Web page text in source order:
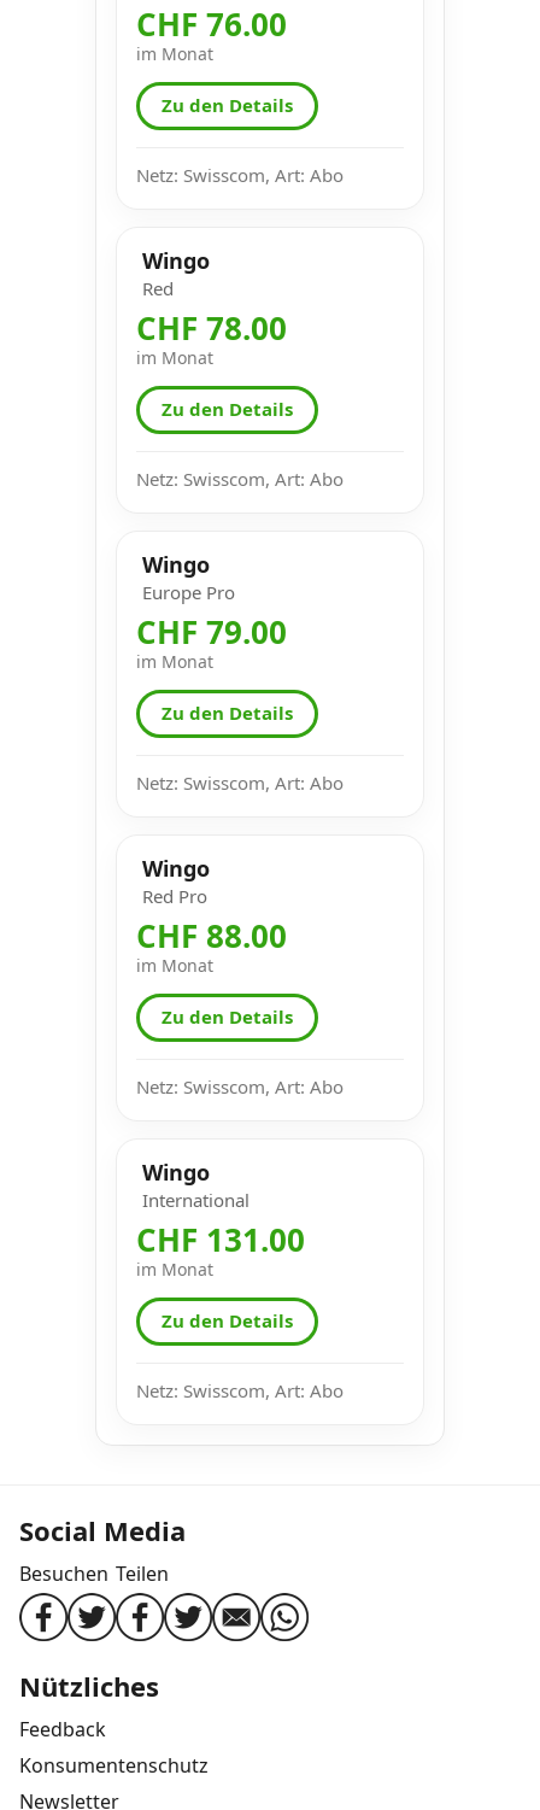
CHF 76.00
im Monat
Zu den Details
Netz: Swisscom, Art: Abo
Wingo
Red
CHF 78.00
im Monat
Zu den Details
Netz: Swisscom, Art: Abo
Wingo
Europe Pro
CHF 79.00
im Monat
Zu den Details
Netz: Swisscom, Art: Abo
Wingo
Red Pro
CHF 88.00
im Monat
Zu den Details
Netz: Swisscom, Art: Abo
Wingo
International
CHF 131.00
im Monat
Zu den Details
Netz: Swisscom, Art: Abo
Social Media
Besuchen Teilen
Nützliches
Feedback
Konsumentenschutz
Newsletter